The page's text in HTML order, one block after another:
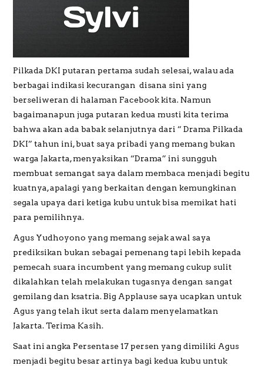
PREWEDDING
Pilkada DKI putaran pertama sudah selesai, walau ada
berbagai indikasi kecurangan disana sini yang
berseliweran di halaman Facebook kita. Namun
bagaimanapun juga putaran kedua musti kita terima
bahwa akan ada babak selanjutnya dari “ Drama Pilkada
DKI” tahun ini, buat saya pribadi yang memang bukan
warga Jakarta, menyaksikan “Drama” ini sungguh
membuat semangat saya dalam membaca menjadi begitu
kuatnya, apalagi yang berkaitan dengan kemungkinan
segala upaya dari ketiga kubu untuk bisa memikat hati
para pemilihnya.
Agus Yudhoyono yang memang sejak awal saya
prediksikan bukan sebagai pemenang tapi lebih kepada
pemecah suara incumbent yang memang cukup sulit
dikalahkan telah melakukan tugasnya dengan sangat
gemilang dan ksatria. Big Applause saya ucapkan untuk
Agus yang telah ikut serta dalam menyelamatkan
Jakarta. Terima Kasih.
Saat ini angka Persentase 17 persen yang dimiliki Agus
menjadi begitu besar artinya bagi kedua kubu untuk